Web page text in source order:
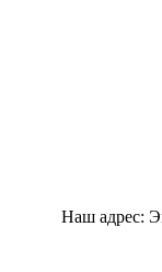
Наш адрес: